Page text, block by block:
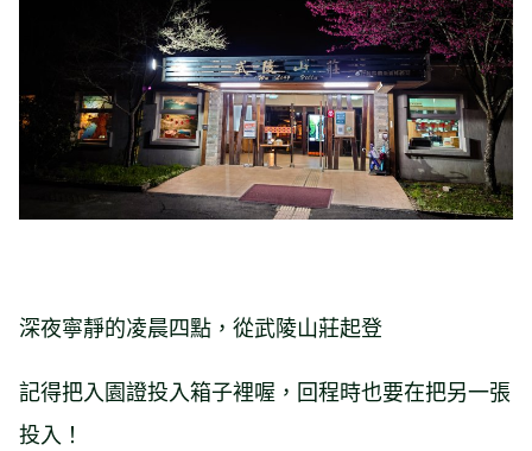
深夜寧靜的凌晨四點，從武陵山莊起登
記得把入園證投入箱子裡喔，回程時也要在把另一張
投入！